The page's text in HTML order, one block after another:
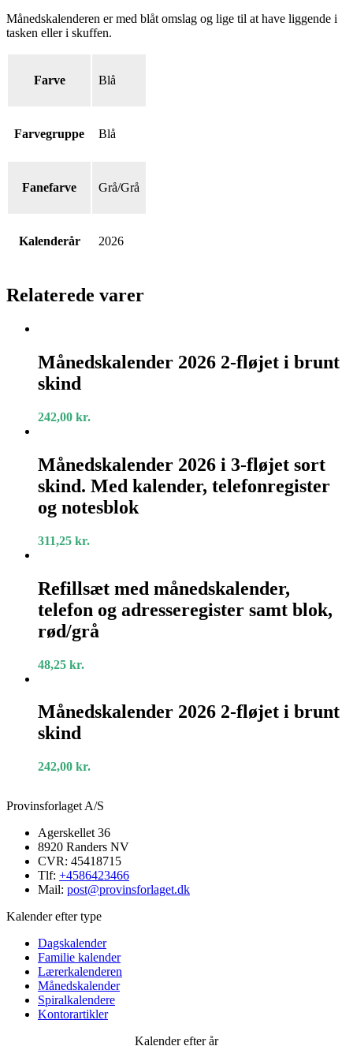
Månedskalenderen er med blåt omslag og lige til at have liggende i
tasken eller i skuffen.
Farve Blå
Farvegruppe Blå
Fanefarve Grå/Grå
Kalenderår 2026
Relaterede varer
2026
2-
fløjet
brunt
skind
Månedskalender 2026 2-fløjet i brunt
skind
242,00 kr.
2026
i
3-
fløjet
sort
Med
og
notesblok
Månedskalender 2026 i 3-fløjet sort
skind. Med kalender, telefonregister
og notesblok
311,25 kr.
med
månedskalender,
telefon
adresseregister
blok,
Refillsæt med månedskalender,
telefon og adresseregister samt blok,
rød/grå
48,25 kr.
2026
2-
fløjet
brunt
Månedskalender 2026 2-fløjet i brunt
skind
242,00 kr.
Provinsforlaget A/S
Agerskellet 36
8920 Randers NV
CVR: 45418715
Tlf: +4586423466
Mail: post@provinsforlaget.dk
Kalender efter type
Dagskalender
Familie kalender
Lærerkalenderen
Månedskalender
Spiralkalendere
Kontorartikler
Kalender efter år